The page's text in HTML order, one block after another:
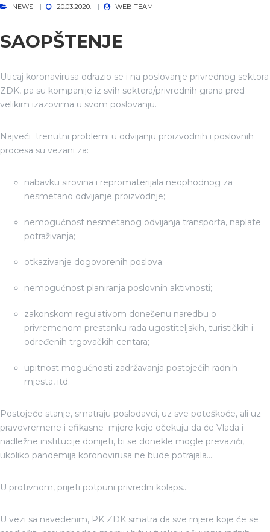
NEWS 20.03.2020. WEB TEAM
SAOPŠTENJE
Uticaj koronavirusa odrazio se i na poslovanje privrednog sektora
ZDK, pa su kompanije iz svih sektora/privrednih grana pred
velikim izazovima u svom poslovanju.
Najveći trenutni problemi u odvijanju proizvodnih i poslovnih
procesa su vezani za:
nabavku sirovina i repromaterijala neophodnog za
nesmetano odvijanje proizvodnje;
nemogućnost nesmetanog odvijanja transporta, naplate
potraživanja;
otkazivanje dogovorenih poslova;
nemogućnost planiranja poslovnih aktivnosti;
zakonskom regulativom donešenu naredbu o
privremenom prestanku rada ugostiteljskih, turističkih i
određenih trgovačkih centara;
upitnost mogućnosti zadržavanja postojećih radnih
mjesta, itd.
Postojeće stanje, smatraju poslodavci, uz sve poteškoće, ali uz
pravovremene i efikasne mjere koje očekuju da će Vlada i
nadležne institucije donijeti, bi se donekle mogle prevazići,
ukoliko pandemija koronovirusa ne bude potrajala...
U protivnom, prijeti potpuni privredni kolaps...
U vezi sa navedenim, PK ZDK smatra da sve mjere koje će se